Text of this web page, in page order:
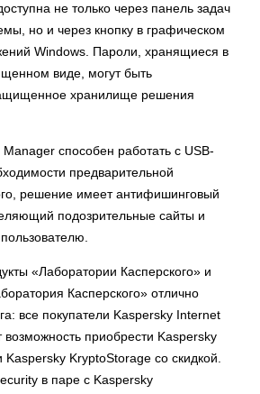
не только через панель задач
но и через кнопку в графическом
Windows. Пароли, хранящиеся в
виде, могут быть
хранилище решения
способен работать с USB-
предварительной
решение имеет антифишинговый
подозрительные сайты и
«Лаборатории Касперского» и
Касперского» отлично
все покупатели Kaspersky Internet
приобрести Kaspersky
KryptoStorage со скидкой.
в паре с Kaspersky